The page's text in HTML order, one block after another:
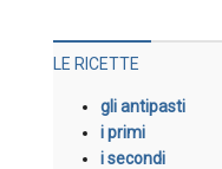
LE RICETTE
gli antipasti
i primi
i secondi